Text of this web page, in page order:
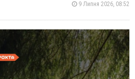
9 Липня 2026, 08:52